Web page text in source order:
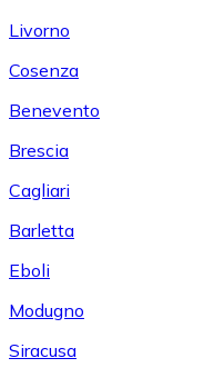
Livorno
Cosenza
Benevento
Brescia
Cagliari
Barletta
Eboli
Modugno
Siracusa